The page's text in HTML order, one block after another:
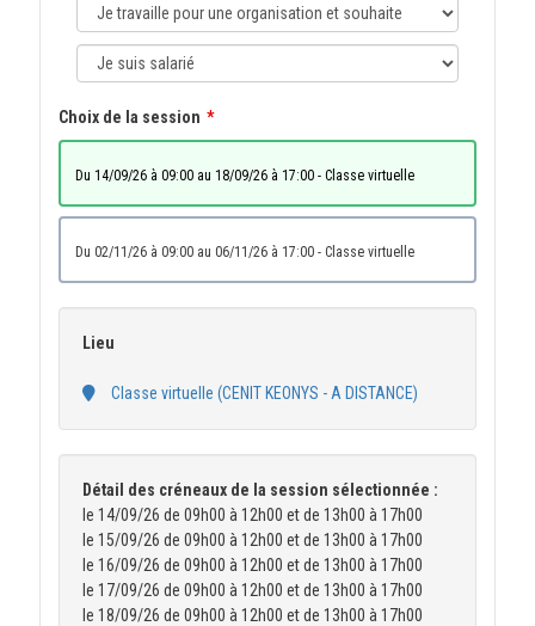
Choix de la session
du 14/09/26 à 09:00 au 18/09/26 à 17:00 - Classe virtuelle
du 02/11/26 à 09:00 au 06/11/26 à 17:00 - Classe virtuelle
Lieu
Classe virtuelle (CENIT KEONYS - A DISTANCE)
Détail des créneaux de la session sélectionnée :
le 14/09/26 de 09h00 à 12h00 et de 13h00 à 17h00
le 15/09/26 de 09h00 à 12h00 et de 13h00 à 17h00
le 16/09/26 de 09h00 à 12h00 et de 13h00 à 17h00
le 17/09/26 de 09h00 à 12h00 et de 13h00 à 17h00
le 18/09/26 de 09h00 à 12h00 et de 13h00 à 17h00